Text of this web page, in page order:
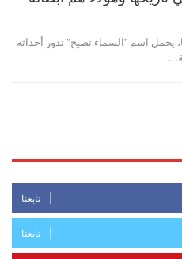
يحمل اسم ''السماء تصيح" تدور أحداثه
تابعنا
تابعنا